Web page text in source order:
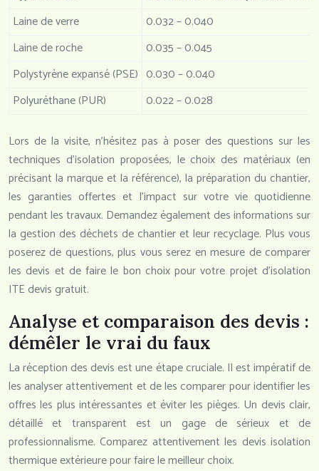
Laine de verre
0.032 – 0.040
Laine de roche
0.035 – 0.045
Polystyrène expansé (PSE) 0.030 – 0.040
Polyuréthane (PUR)
0.022 – 0.028
Lors de la visite, n’hésitez pas à poser des questions sur les
techniques d’isolation proposées, le choix des matériaux (en
précisant la marque et la référence), la préparation du chantier,
les garanties offertes et l’impact sur votre vie quotidienne
pendant les travaux. Demandez également des informations sur
la gestion des déchets de chantier et leur recyclage. Plus vous
poserez de questions, plus vous serez en mesure de comparer
les devis et de faire le bon choix pour votre projet d’isolation
ITE devis gratuit.
Analyse et comparaison des devis :
démêler le vrai du faux
La réception des devis est une étape cruciale. Il est impératif de
les analyser attentivement et de les comparer pour identifier les
offres les plus intéressantes et éviter les pièges. Un devis clair,
détaillé et transparent est un gage de sérieux et de
professionnalisme. Comparez attentivement les devis isolation
thermique extérieure pour faire le meilleur choix.